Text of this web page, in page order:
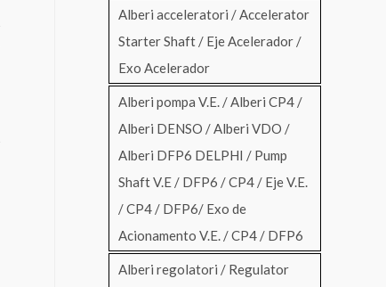
Alberi acceleratori / Accelerator
Starter Shaft / Eje Acelerador /
Exo Acelerador
Alberi pompa V.E. / Alberi CP4 /
Alberi DENSO / Alberi VDO /
Alberi DFP6 DELPHI / Pump
Shaft V.E / DFP6 / CP4 / Eje V.E.
/ CP4 / DFP6/ Exo de
Acionamento V.E. / CP4 / DFP6
Alberi regolatori / Regulator